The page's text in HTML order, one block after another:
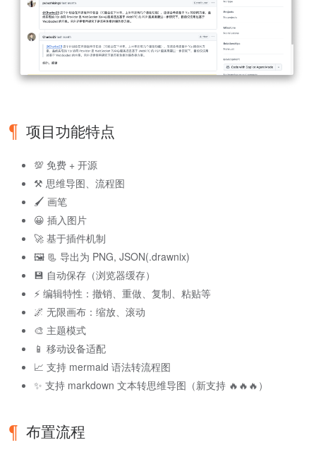
项目功能特点
💯 免费 + 开源
⚒️ 思维导图、流程图
🖌 画笔
😀 插入图片
🚀 基于插件机制
🖼️ 📃 导出为 PNG, JSON(.drawnix)
💾 自动保存（浏览器缓存）
⚡ 编辑特性：撤销、重做、复制、粘贴等
🌌 无限画布：缩放、滚动
🎨 主题模式
📱 移动设备适配
📈 支持 mermaid 语法转流程图
✨ 支持 markdown 文本转思维导图（新支持 🔥🔥🔥）
布置流程